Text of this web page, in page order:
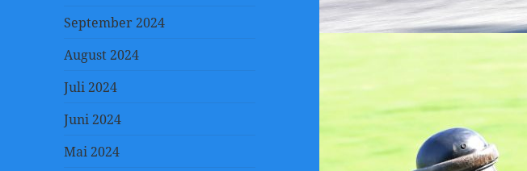
September 2024
August 2024
Juli 2024
Juni 2024
Mai 2024